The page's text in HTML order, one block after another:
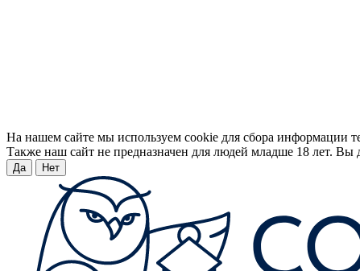
На нашем сайте мы используем cookie для сбора информации
Также наш сайт не предназначен для людей младше 18 лет. Вы
Да Нет